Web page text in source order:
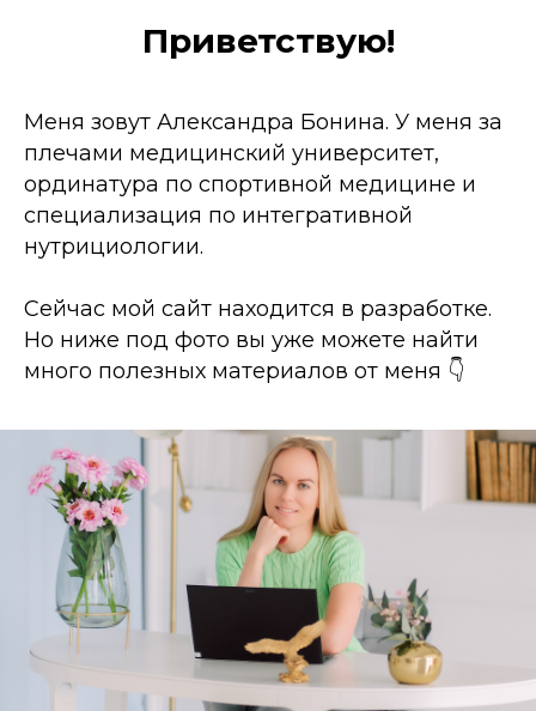
Приветствую!
Меня зовут Александра Бонина. У меня за
плечами медицинский университет,
ординатура по спортивной медицине и
специализация по интегративной
нутрициологии.
Сейчас мой сайт находится в разработке.
Но ниже под фото вы уже можете найти
много полезных материалов от меня 👇